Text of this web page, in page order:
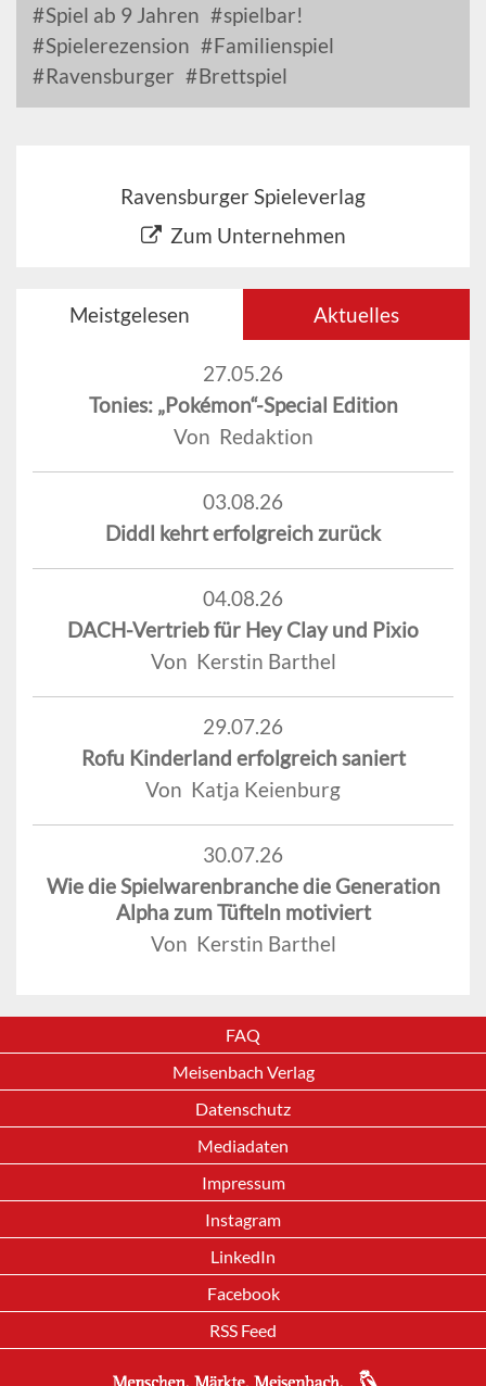
Spiel ab 9 Jahren
spielbar!
Spielerezension
Familienspiel
Ravensburger
Brettspiel
Ravensburger Spieleverlag
Zum Unternehmen
Meistgelesen Aktuelles
27.05.26
Tonies: „Pokémon“-Special Edition
Von Redaktion
03.08.26
Diddl kehrt erfolgreich zurück
04.08.26
DACH-Vertrieb für Hey Clay und Pixio
Von Kerstin Barthel
29.07.26
Rofu Kinderland erfolgreich saniert
Von Katja Keienburg
30.07.26
Wie die Spielwarenbranche die Generation
Alpha zum Tüfteln motiviert
Von Kerstin Barthel
FAQ
Meisenbach Verlag
Datenschutz
Mediadaten
Impressum
Instagram
LinkedIn
Facebook
RSS Feed